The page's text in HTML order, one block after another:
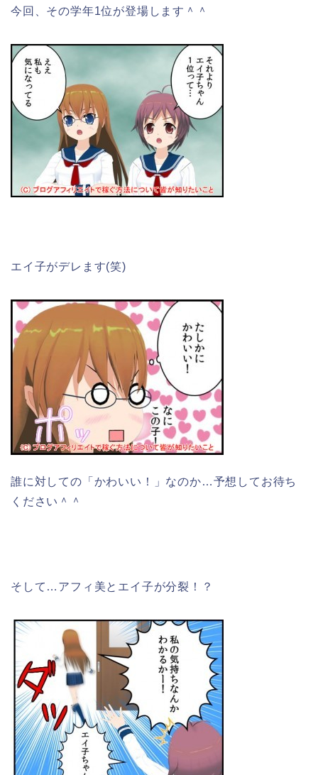
今回、その学年1位が登場します＾＾
エイ子がデレます(笑)
誰に対しての「かわいい！」なのか…予想してお待ち
ください＾＾
そして…アフィ美とエイ子が分裂！？